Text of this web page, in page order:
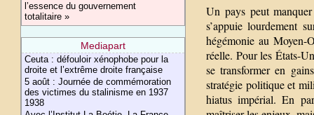
l’essence du gouvernement
totalitaire »
Mediapart
Ceuta : défouloir xénophobe pour la
droite et l’extrême droite française
5 août : Journée de commémoration
des victimes du stalinisme en 1937
1938
Un pays peut
s’appuie lourdement
hégémonie au Moyen-
réelle. Pour les États-
se transformer en
stratégie politique et
hiatus impérial. En